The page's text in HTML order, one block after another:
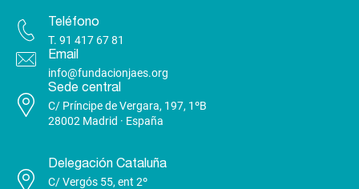
Teléfono
T. 91 417 67 81
Email
info@fundacionjaes.org
Sede central
C/ Príncipe de Vergara, 197, 1ºB
28002 Madrid · España
Delegación Cataluña
C/ Vergós 55, ent 2º